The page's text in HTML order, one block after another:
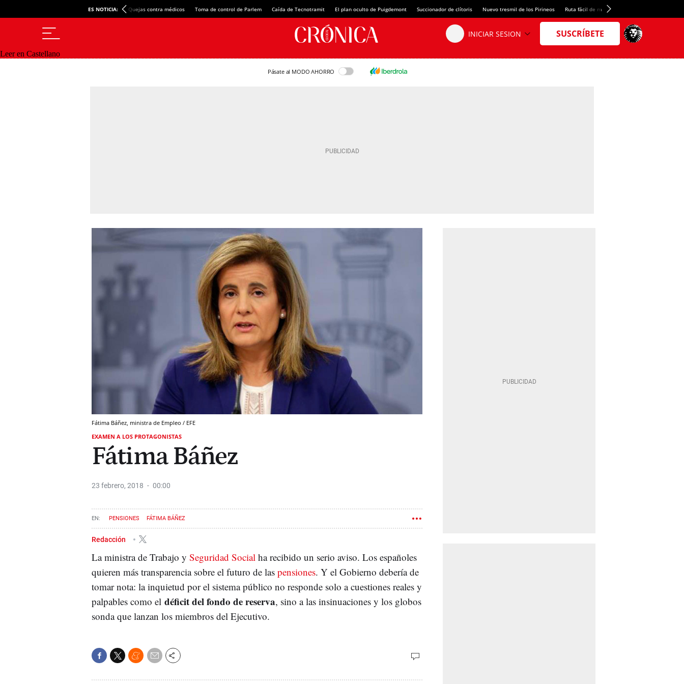
ES NOTICIA: Quejas contra médicos Toma de control de Parlem Caída de Tecnotramit El plan oculto de Puigdemont Succionador de clítoris Nuevo tresmil de los Pirineos Ruta fácil de montaña
Leer en Castellano
Pásate al MODO AHORRO
Fátima Báñez, ministra de Empleo / EFE
EXAMEN A LOS PROTAGONISTAS
Fátima Báñez
23 febrero, 2018 00:00
PENSIONES FÁTIMA BÁÑEZ
Redacción
La ministra de Trabajo y Seguridad Social ha recibido un serio aviso. Los españoles
quieren más transparencia sobre el futuro de las pensiones. Y el Gobierno debería de
tomar nota: la inquietud por el sistema público no responde solo a cuestiones reales y
palpables como el déficit del fondo de reserva, sino a las insinuaciones y los globos
sonda que lanzan los miembros del Ejecutivo.